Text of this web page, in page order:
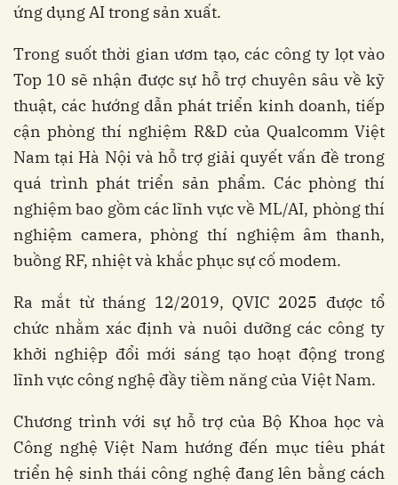
ứng dụng AI trong sản xuất.
Trong suốt thời gian ươm tạo, các công ty lọt vào
Top 10 sẽ nhận được sự hỗ trợ chuyên sâu về kỹ
thuật, các hướng dẫn phát triển kinh doanh, tiếp
cận phòng thí nghiệm R&D của Qualcomm Việt
Nam tại Hà Nội và hỗ trợ giải quyết vấn đề trong
quá trình phát triển sản phẩm. Các phòng thí
nghiệm bao gồm các lĩnh vực về ML/AI, phòng thí
nghiệm camera, phòng thí nghiệm âm thanh,
buồng RF, nhiệt và khắc phục sự cố modem.
Ra mắt từ tháng 12/2019, QVIC 2025 được tổ
chức nhằm xác định và nuôi dưỡng các công ty
khởi nghiệp đổi mới sáng tạo hoạt động trong
lĩnh vực công nghệ đầy tiềm năng của Việt Nam.
Chương trình với sự hỗ trợ của Bộ Khoa học và
Công nghệ Việt Nam hướng đến mục tiêu phát
triển hệ sinh thái công nghệ đang lên bằng cách